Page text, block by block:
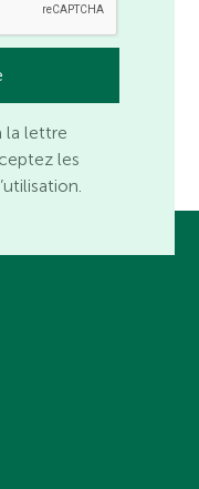
la lettre
les